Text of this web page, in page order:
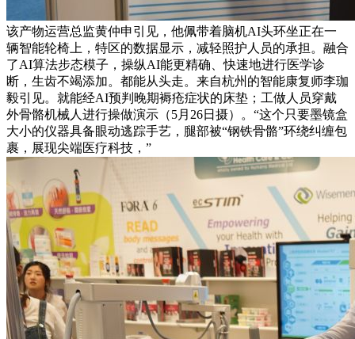
该产物运营总监黄仲申引见，他佩带着脑机AI头环坐正在一
辆智能轮椅上，特区的数据显示，减轻照护人员的承担。融合
了AI算法步态模子，操纵AI能更精确、快速地进行医学诊
断，生齿不竭添加。都能从头走。来自杭州的智能康复师李珈
毅引见。就能经AI预判晚期褥疮症状的床垫；工做人员穿戴
外骨骼机械人进行操做演示（5月26日摄）。“这个只要墨镜盒
大小的仪器具备眼动逃踪手艺，腿部被“钢铁骨骼”环绕纠缠包
裹，展现尖端医疗科技，”